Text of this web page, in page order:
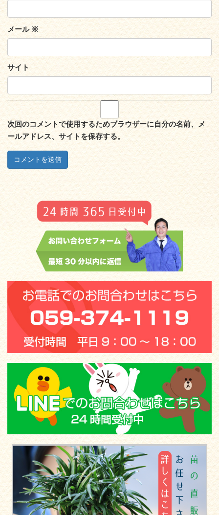
メール※
サイト
次回のコメントで使用するためブラウザーに自分の名前、メ
ールアドレス、サイトを保存する。